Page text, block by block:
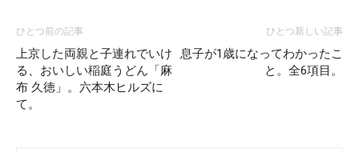
ひとつ前の記事
上京した両親と子連れでいけ
る、おいしい稲庭うどん「麻
布 久徳」。六本木ヒルズに
て。
ひとつ新しい記事
息子が1歳になってわかったこ
と。全6項目。